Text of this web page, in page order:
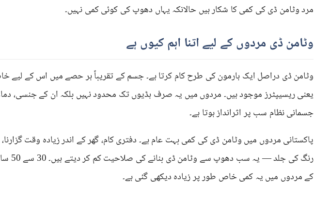
مرد وٹامن ڈی کی کمی کا شکار ہیں حالانکہ یہاں دھوپ کی کوئی کمی نہیں۔
وٹامن ڈی مردوں کے لیے اتنا اہم کیوں ہے
وٹامن ڈی دراصل ایک ہارمون کی طرح کام کرتا ہے۔ جسم کے تقریباً ہر حصے میں اس کے لیے
یعنی ریسیپٹرز موجود ہیں۔ مردوں میں یہ صرف ہڈیوں تک محدود نہیں بلکہ ان کے جنسی،
جسمانی نظام سب پر اثرانداز ہوتا ہے۔
پاکستانی مردوں میں وٹامن ڈی کی کمی بہت عام ہے۔ دفتری کام، گھر کے اندر زیادہ وقت
رنگ کی جلد
کے مردوں میں یہ کمی خاص طور پر زیادہ دیکھی گئی ہے۔